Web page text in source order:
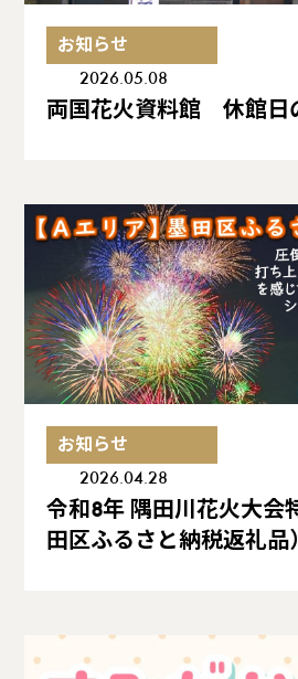
お知らせ
2026.05.08
両国花火資料館 休館日
お知らせ
2026.04.28
令和8年 隅田川花火大会
田区ふるさと納税返礼品